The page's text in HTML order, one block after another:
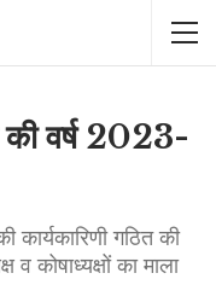
वर्ष 2023-
कार्यकारिणी गठित की
व कोषाध्यक्षों का माला